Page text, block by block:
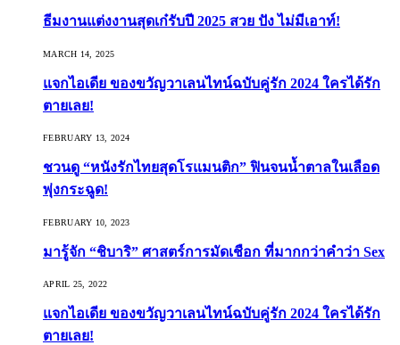
ธีมงานแต่งงานสุดเก๋รับปี 2025 สวย ปัง ไม่มีเอาท์!
MARCH 14, 2025
แจกไอเดีย ของขวัญวาเลนไทน์ฉบับคู่รัก 2024 ใครได้รัก
ตายเลย!
FEBRUARY 13, 2024
ชวนดู “หนังรักไทยสุดโรแมนติก” ฟินจนน้ำตาลในเลือด
พุ่งกระฉูด!
FEBRUARY 10, 2023
มารู้จัก “ชิบาริ” ศาสตร์การมัดเชือก ที่มากกว่าคำว่า Sex
APRIL 25, 2022
แจกไอเดีย ของขวัญวาเลนไทน์ฉบับคู่รัก 2024 ใครได้รัก
ตายเลย!